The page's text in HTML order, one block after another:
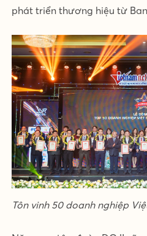
phát triển thương hiệu từ
Tôn vinh 50 doanh nghiệp